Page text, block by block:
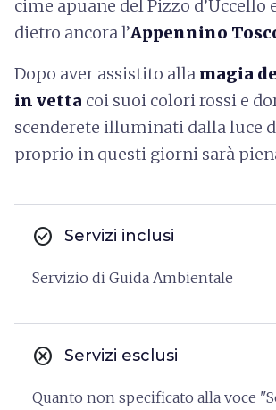
cime apuane del Pizzo d’Uccello
dietro ancora l’Appennino
Dopo aver assistito alla magia
in vetta coi suoi colori rossi e
scenderete illuminati dalla luce
proprio in questi giorni sarà
check_circle Servizi inclusi
Servizio di Guida Ambientale
cancel Servizi esclusi
Quanto non specificato alla voce